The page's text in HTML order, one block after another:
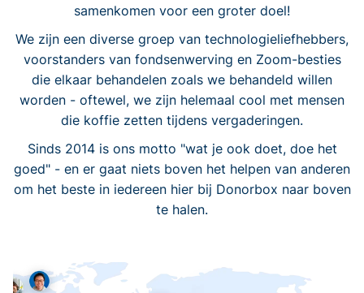
samenkomen voor een groter doel!
We zijn een diverse groep van technologieliefhebbers,
voorstanders van fondsenwerving en Zoom-besties
die elkaar behandelen zoals we behandeld willen
worden - oftewel, we zijn helemaal cool met mensen
die koffie zetten tijdens vergaderingen.
Sinds 2014 is ons motto "wat je ook doet, doe het
goed" - en er gaat niets boven het helpen van anderen
om het beste in iedereen hier bij Donorbox naar boven
te halen.